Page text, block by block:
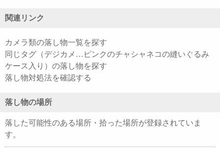
関連リンク
カメラ類の落し物一覧を探す
同じタグ（デジカメ…ピンクのチャシャネコの縫いぐるみ
ケース入り）の落し物を探す
落し物対処法を確認する
落し物の場所
落した可能性のある場所・拾った場所が登録されていま
す。